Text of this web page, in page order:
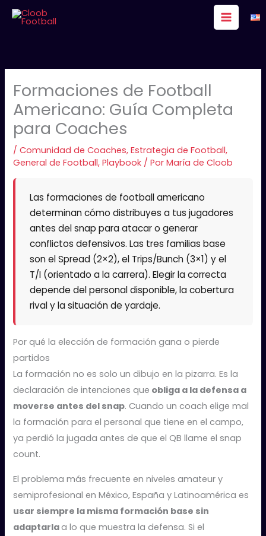
Formaciones de Football
Americano: Guía Completa
para Coaches
/Comunidad de Coaches,Estrategia de Football,
General de Football,Playbook / PorMaría de Cloob
Las formaciones de football americano
determinan cómo distribuyes a tus jugadores
antes del snap para atacar o generar
conflictos defensivos. Las tres familias base
son el Spread (2×2), el Trips/Bunch (3×1) y el
T/I (orientado a la carrera). Elegir la correcta
depende del personal disponible, la cobertura
rival y la situación de yardaje.
Por qué la elección de formación gana o pierde
partidos
La formación no es solo un dibujo en la pizarra. Es la
declaración de intenciones que obliga a la defensa a
moverse antes del snap. Cuando un coach elige mal
la formación para el personal que tiene en el campo,
ya perdió la jugada antes de que el QB llame el snap
count.
El problema más frecuente en niveles amateur y
semiprofesional en México, España y Latinoamérica es
usar siempre la misma formación base sin
adaptarlaa lo que muestra la defensa. Si el